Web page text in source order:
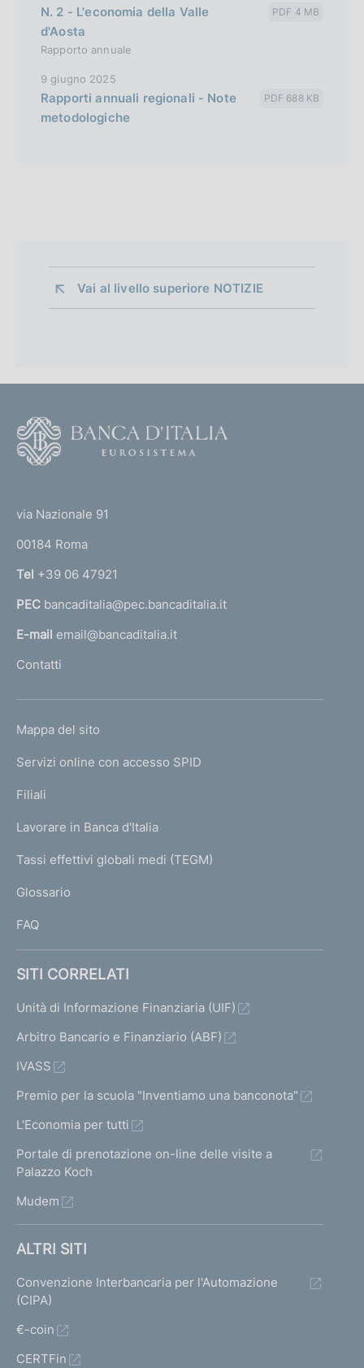
N. 2 - L'economia della Valle
d'Aosta
PDF 4 MB
Rapporto annuale
9 giugno 2025
Rapporti annuali regionali - Note
metodologiche
PDF 688 KB
Vai al livello superiore NOTIZIE
r
n
a
l
m
e
a
g
via Nazionale 91
00184 Roma
Tel +39 06 47921
PEC bancaditalia@pec.bancaditalia.it
E-mail email@bancaditalia.it
Contatti
L
N
K
T
I
I
Mappa del sito
Servizi online con accesso SPID
Filiali
Lavorare in Banca d'Italia
Tassi effettivi globali medi (TEGM)
Glossario
FAQ
SITI CORRELATI
Unità di Informazione Finanziaria (UIF)
Arbitro Bancario e Finanziario (ABF)
IVASS
Premio per la scuola "Inventiamo una banconota"
L'Economia per tutti
Portale di prenotazione on-line delle visite a
Palazzo Koch
Mudem
ALTRI SITI
Convenzione Interbancaria per l'Automazione
(CIPA)
€-coin
CERTFin